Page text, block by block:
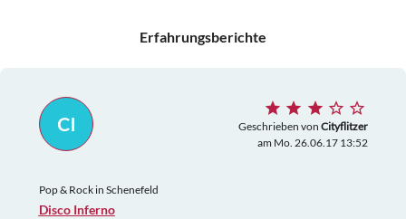
Erfahrungsberichte
CI Geschrieben von Cityflitzer
am Mo. 26.06.17 13:52
Pop & Rock in Schenefeld
Disco Inferno